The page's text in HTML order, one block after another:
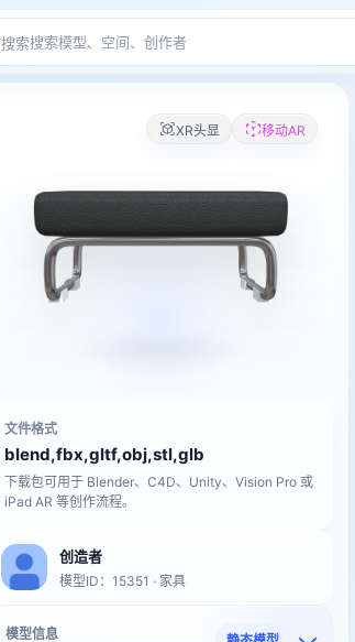
搜索
XR头显 移动AR
文件格式
blend,fbx,gltf,obj,stl,glb
下载包可用于 Blender、C4D、Unity、Vision Pro 或
iPad AR 等创作流程。
创造者
模型ID：15351 · 家具
模型信息